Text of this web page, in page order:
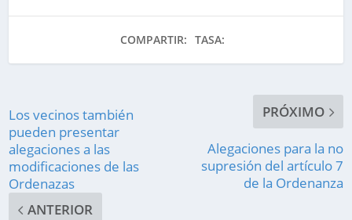
COMPARTIR: TASA:
Los vecinos también
pueden presentar
alegaciones a las
modificaciones de las
Ordenazas
ANTERIOR
PRÓXIMO
Alegaciones para la no
supresión del artículo 7
de la Ordenanza